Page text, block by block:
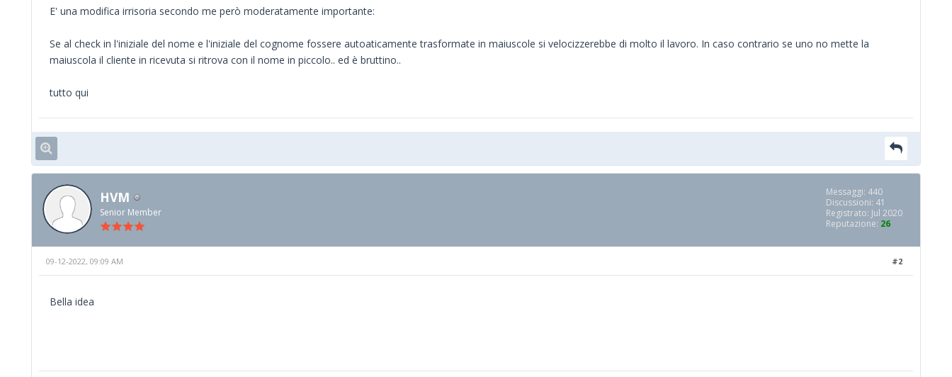
E' una modifica irrisoria secondo me però moderatamente importante:
Se al check in l'iniziale del nome e l'iniziale del cognome fossere autoaticamente trasformate in maiuscole si velocizzerebbe di molto il lavoro. In caso contrario se uno no mette la
maiuscola il cliente in ricevuta si ritrova con il nome in piccolo.. ed è bruttino..
tutto qui
HVM
Senior Member
Messaggi: 440
Discussioni: 41
Registrato: Jul 2020
Reputazione: 26
#2
09-12-2022, 09:09 AM
Bella idea